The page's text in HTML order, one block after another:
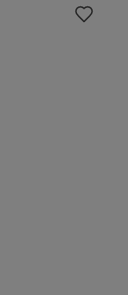
Aggiungi